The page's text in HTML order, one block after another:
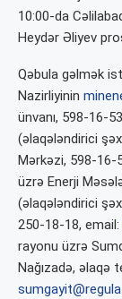
10:00-da
Heydər Əliyev
Qəbula gəlmək
Nazirliyinin
ünvanı, 598-16-
(əlaqələndirici
Mərkəzi, 598-16-
üzrə Enerji
(əlaqələndirici
250-18-18, email:
rayonu üzrə
Nağızadə, əlaqə